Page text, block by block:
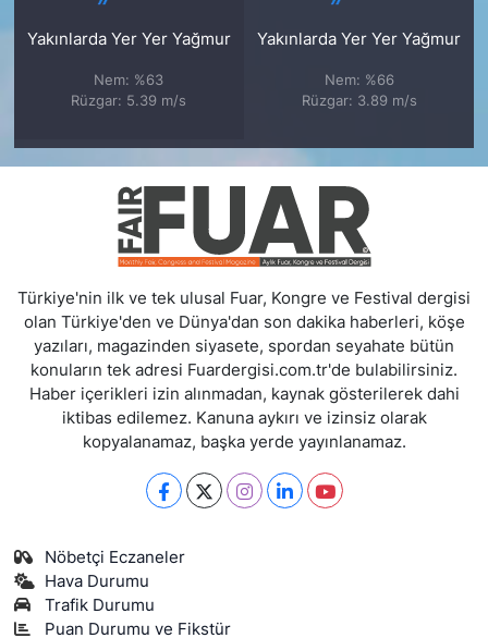
Yakınlarda Yer Yer Yağmur
Nem: %63
Rüzgar: 5.39 m/s
Yakınlarda Yer Yer Yağmur
Nem: %66
Rüzgar: 3.89 m/s
Türkiye'nin ilk ve tek ulusal Fuar, Kongre ve Festival dergisi
olan Türkiye'den ve Dünya'dan son dakika haberleri, köşe
yazıları, magazinden siyasete, spordan seyahate bütün
konuların tek adresi Fuardergisi.com.tr'de bulabilirsiniz.
Haber içerikleri izin alınmadan, kaynak gösterilerek dahi
iktibas edilemez. Kanuna aykırı ve izinsiz olarak
kopyalanamaz, başka yerde yayınlanamaz.
Nöbetçi Eczaneler
Hava Durumu
Trafik Durumu
Puan Durumu ve Fikstür